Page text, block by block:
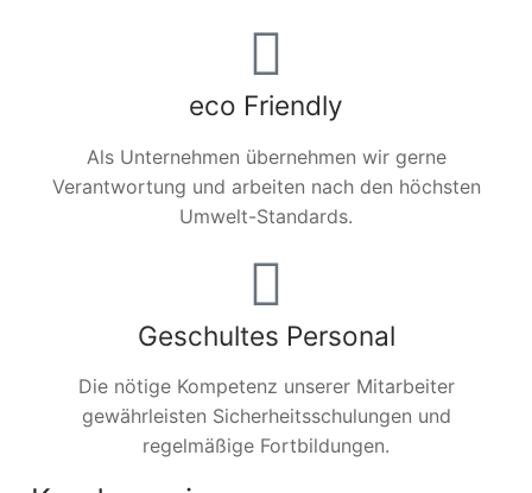
eco Friendly
Als Unternehmen übernehmen wir gerne
Verantwortung und arbeiten nach den höchsten
Umwelt-Standards.
Geschultes Personal
Die nötige Kompetenz unserer Mitarbeiter
gewährleisten Sicherheitsschulungen und
regelmäßige Fortbildungen.